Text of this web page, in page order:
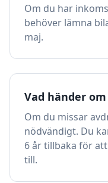
Om du har
behöver lämna
maj.
Vad händer
Om du missar
nödvändigt. Du
6 år tillbaka för
till.